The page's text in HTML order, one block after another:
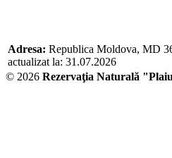
Adresa: Republica Moldova, MD
actualizat la: 31.07.2026
© 2026 Rezervaţia Naturală